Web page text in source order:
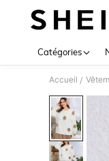
Catégories
Accueil /